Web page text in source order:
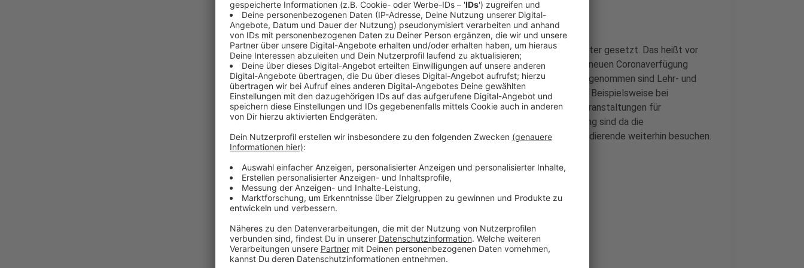
Anzeige
Zu Beginn des Semesters hatte die Uni noch auf ein Hybridsemester gesetzt. Das heißt vor
allem Onlinevorlesungen und ein Teil in präsenter Lehre. Nach der neuen Coronaverfügung
sollen aber ab sofort alle Veranstaltungen online stattfinden. Ausgenommen sind Lehr- und
Praxisveranstaltungen, bei denen man dringend vor Ort sein muss. Beispielsweise bei
Laborpraktika oder im medizinischen Bereich. Bereits laufende Veranstaltungen für
Erstsemester sollen weiterhin präsent möglich sein, Voraussetzung sind da die
Abstandsregelungen. Auch die Universitäts-Bibliothek können Studierende weiterhin besuchen.
Anzeige
Mehr Infos zu diesem Thema